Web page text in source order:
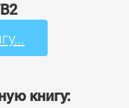
книгу: